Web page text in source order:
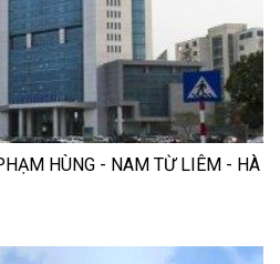
HÙNG - NAM TỪ LIÊM - HÀ